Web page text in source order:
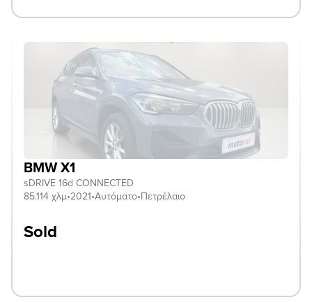
BMW X1
sDRIVE 16d CONNECTED
85.114 χλμ•2021•Αυτόματο•Πετρέλαιο
Sold